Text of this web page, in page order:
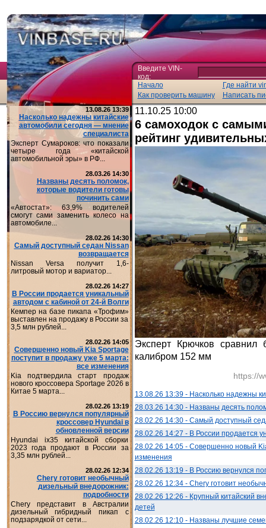
Введите VIN-
код:
Начало
Где найти
Как проверить машину
Написать
13.08.26 13:39
Насколько надежны китайские
автомобили сегодня — мнение
специалиста
Эксперт Сумароков: что показали
четыре года «китайской
автомобильной эры» в РФ...
28.03.26 14:30
Названы десять поломок,
которые водители готовы
починить сами
«Автостат»: 63,9% водителей
смогут сами заменить колесо на
автомобиле...
28.02.26 14:30
Самый доступный седан Nissan
возвращается
Nissan Versa получит 1,6-
литровый мотор и вариатор...
28.02.26 14:27
В России продается уникальный
автодом с кабиной от 24-й Волги
Кемпер на базе пикапа «Трофим»
выставлен на продажу в России за
3,5 млн рублей...
28.02.26 14:05
Совершенно новый Kia Sportage
поступит в продажу уже 5 марта:
все изменения
Kia подтвердила старт продаж
нового кроссовера Sportage 2026 в
Китае 5 марта...
28.02.26 13:19
В Россию вернулся популярный
кроссовер Hyundai в
обновленной версии
Hyundai ix35 китайской сборки
2023 года продают в России за
3,35 млн рублей...
28.02.26 12:34
Chery готовит необычный
дизельный внедорожник:
подробности
Chery представит в Австралии
дизельный гибридный пикап с
подзарядкой от сети...
11.10.25 10:00
6 самоходок с
рейтинг
Эксперт Крючков
калибром 152 мм
https://
13.08.26 13:39 - Насколько надежны
28.03.26 14:30 - Названы десять
28.02.26 14:30 - Самый доступный
28.02.26 14:27 - В России продается
28.02.26 14:05 - Совершенно новый
изменения
28.02.26 13:19 - В Россию вернулся
28.02.26 12:34 - Chery готовит
28.02.26 12:26 - Крупный китайский
детей
28.02.26 12:10 - Названы лучшие